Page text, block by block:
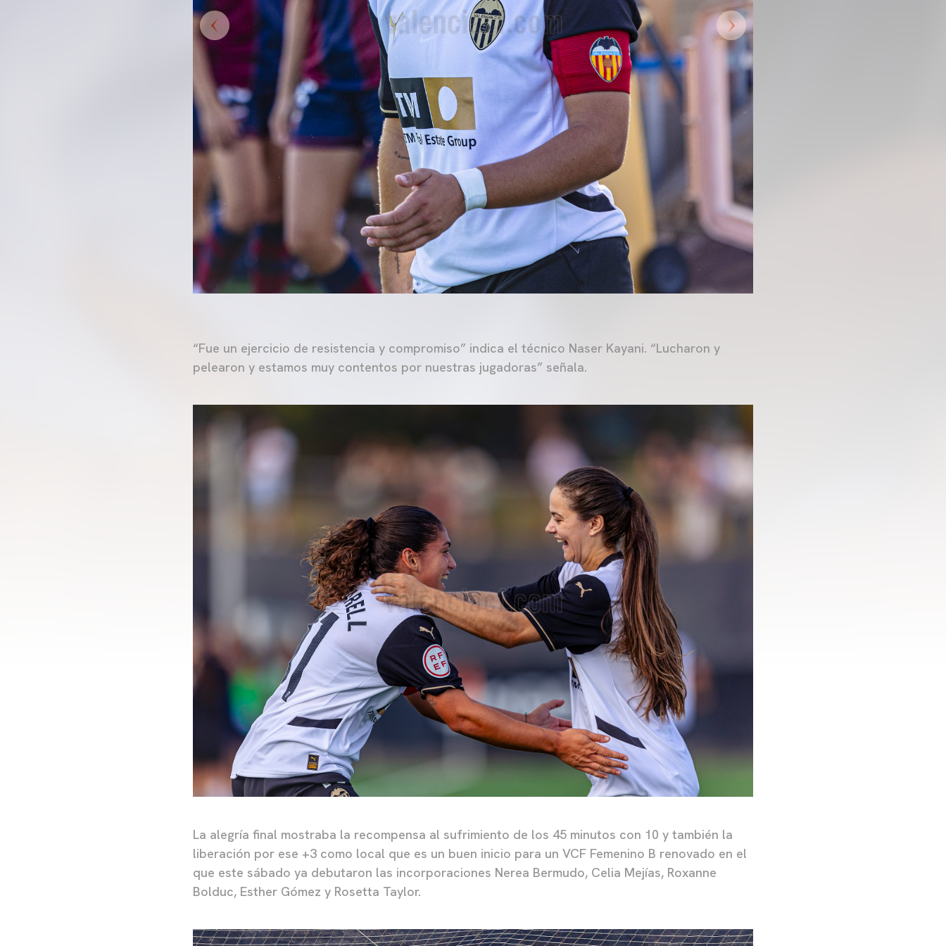
“Fue un ejercicio de resistencia y compromiso” indica el técnico Naser Kayani. “Lucharon y
pelearon y estamos muy contentos por nuestras jugadoras” señala.
La alegría final mostraba la recompensa al sufrimiento de los 45 minutos con 10 y también la
liberación por ese +3 como local que es un buen inicio para un VCF Femenino B renovado en el
que este sábado ya debutaron las incorporaciones Nerea Bermudo, Celia Mejías, Roxanne
Bolduc, Esther Gómez y Rosetta Taylor.